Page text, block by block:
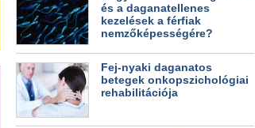
és a daganatellenes
kezelések a férfiak
nemzőképességére?
Fej-nyaki daganatos
betegek onkopszichológiai
rehabilitációja